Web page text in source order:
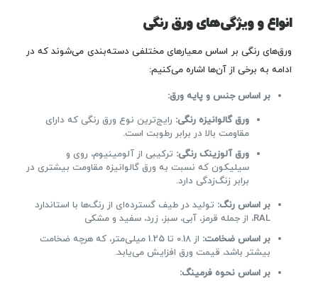
انواع و ویژگی‌های ورق رنگی
ورق‌های رنگی بر اساس معیارهای مختلفی دسته‌بندی می‌شوند که در
ادامه به برخی از آن‌ها اشاره می‌کنیم:
بر اساس جنس و پایه ورق:
ورق گالوانیزه رنگی: رایج‌ترین نوع ورق رنگی که دارای
مقاومت بالا در برابر رطوبت است.
ورق آلوزینک رنگی: ترکیبی از آلومینیوم، روی و
سیلیکون که نسبت به ورق گالوانیزه مقاومت بیشتری در
برابر زنگ‌زدگی دارد.
بر اساس رنگ: تولید در طیف گسترده‌ای از رنگ‌ها با استاندارد
RAL، از جمله قرمز، آبی، سبز، زرد، سفید و مشکی
بر اساس ضخامت:
از 0.18 تا 1.25 میلی‌متر، که هرچه ضخامت
بیشتر باشد، قیمت ورق افزایش می‌یابد.
بر اساس نحوه فرمینگ: